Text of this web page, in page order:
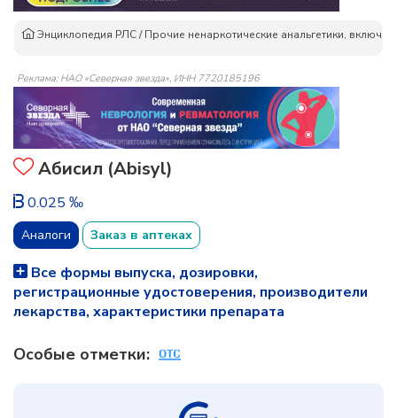
Энциклопедия РЛС/Прочие ненаркотические анальгетики,
Реклама: НАО «Северная звезда», ИНН 7720185196
Абисил (Abisyl)
0.025 ‰
Аналоги Заказ в аптеках
Все формы выпуска, дозировки,
регистрационные удостоверения, производители
лекарства, характеристики препарата
Особые отметки: